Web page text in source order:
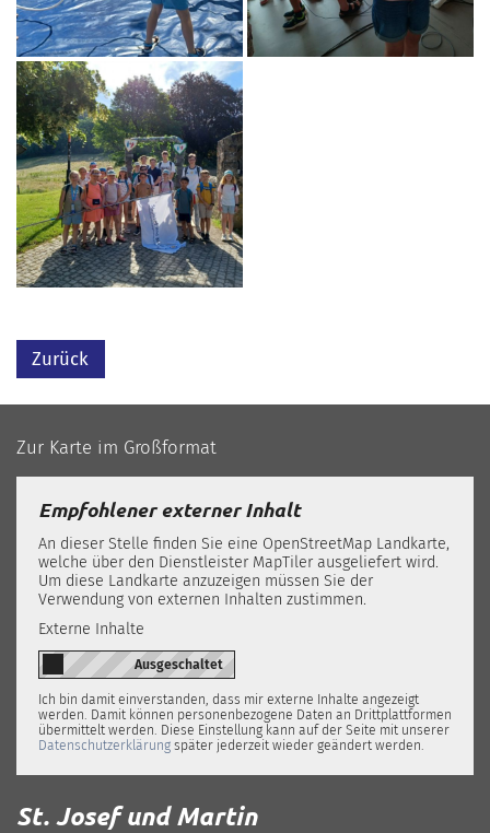
Zurück
Zur Karte im Großformat
Empfohlener externer Inhalt
An dieser Stelle finden Sie eine OpenStreetMap Landkarte,
welche über den Dienstleister MapTiler ausgeliefert wird.
Um diese Landkarte anzuzeigen müssen Sie der
Verwendung von externen Inhalten zustimmen.
Externe Inhalte
Ich bin damit einverstanden, dass mir externe Inhalte angezeigt
werden. Damit können personenbezogene Daten an Drittplattformen
übermittelt werden. Diese Einstellung kann auf der Seite mit unserer
Datenschutzerklärung später jederzeit wieder geändert werden.
St. Josef und Martin